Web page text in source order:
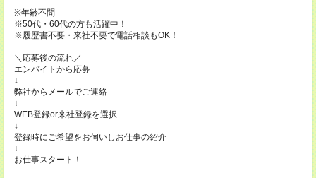
※年齢不問
※50代・60代の方も活躍中！
※履歴書不要・来社不要で電話相談もOK！
＼応募後の流れ／
エンバイトから応募
↓
弊社からメールでご連絡
↓
WEB登録or来社登録を選択
↓
登録時にご希望をお伺いしお仕事の紹介
↓
お仕事スタート！